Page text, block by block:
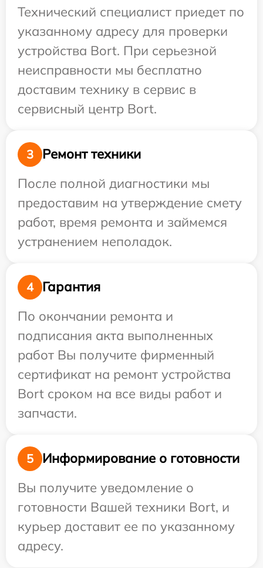
Технический специалист приедет по
указанному адресу для проверки
устройства Bort. При серьезной
неисправности мы бесплатно
доставим технику в сервис в
сервисный центр Bort.
3
Ремонт техники
После полной диагностики мы
предоставим на утверждение смету
работ, время ремонта и займемся
устранением неполадок.
4
Гарантия
По окончании ремонта и
подписания акта выполненных
работ Вы получите фирменный
сертификат на ремонт устройства
Bort сроком на все виды работ и
запчасти.
5
Информирование о готовности
Вы получите уведомление о
готовности Вашей техники Bort, и
курьер доставит ее по указанному
адресу.